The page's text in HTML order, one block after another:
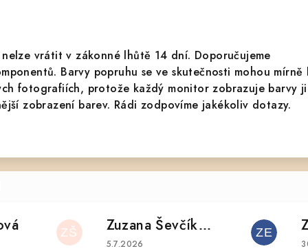
vrátit v zákonné lhůtě 14 dní. Doporučujeme
Barvy popruhu se ve skutečnosti mohou mírně
fotografiích, protože každý monitor zobrazuje barvy
zobrazení barev. Rádi zodpovíme jakékoliv dotazy.
je 5 z 5 hvězdiček.
ZŠ Zuzana Ševčíková
Hodnocení obchodu je 5 z 5 hvězdiček.
5.7.2026
ZE